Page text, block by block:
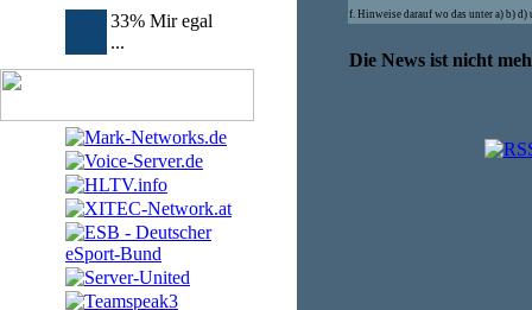
33% Mir egal
...
f. Hinweise darauf wo das unter a) b)
Die News ist nicht